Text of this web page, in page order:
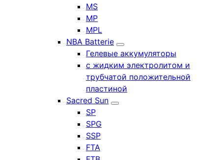
MS
MP
MPL
NBA Batterie
Гелевые аккумуляторы
с жидким электролитом и
трубчатой положительной
пластиной
Sacred Sun
SP
SPG
SSP
FTA